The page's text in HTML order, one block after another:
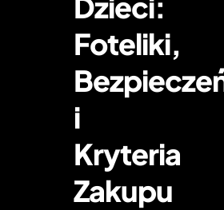
Foteliki,
i
Kryteria
Zakupu